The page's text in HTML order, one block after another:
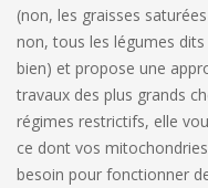
(non, les graisses
non, tous les légumes dits
bien) et propose une
travaux des plus grands
régimes restrictifs, elle
ce dont vos
besoin pour fonctionner